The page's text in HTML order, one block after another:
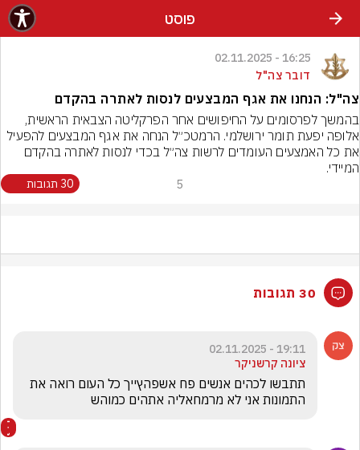
פוסט
16:25 - 02.11.2025
דובר צה"ל
צה"ל: הנחנו את אגף המבצעים לנסות לאתרה בהקדם
אלופה יפעת תומר ירושלמי. הרמטכ״ל הנחה את אגף המבצעים להפעיל
המיידי.
5 30 תגובות
30 תגובות
19:11 - 02.11.2025
ציונה קרשניקר
התמונות אני לא מרמחאליה אתהים כמוהש